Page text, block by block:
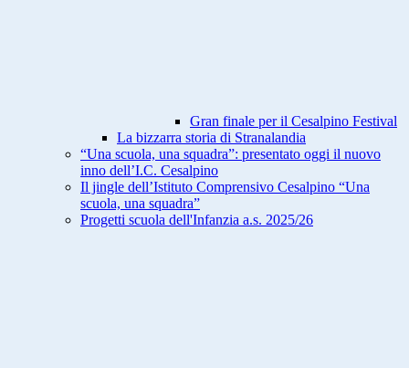
Gran finale per il Cesalpino Festival
La bizzarra storia di Stranalandia
“Una scuola, una squadra”: presentato oggi il nuovo
inno dell’I.C. Cesalpino
Il jingle dell’Istituto Comprensivo Cesalpino “Una
scuola, una squadra”
Progetti scuola dell'Infanzia a.s. 2025/26